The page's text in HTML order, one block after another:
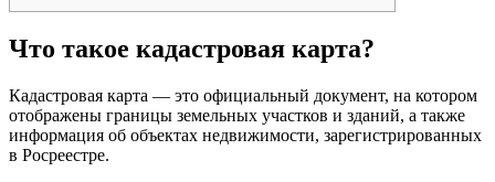
Что такое кадастровая карта?
Кадастровая карта — это официальный документ, на котором
отображены границы земельных участков и зданий, а также
информация об объектах недвижимости, зарегистрированных
в Росреестре.